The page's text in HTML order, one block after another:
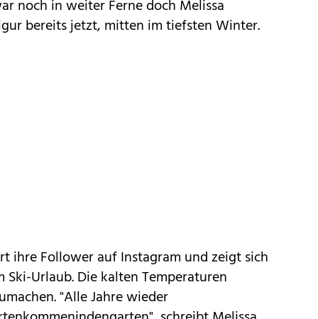
noch in weiter Ferne doch Melissa
bereits jetzt, mitten im tiefsten Winter.
ihre Follower auf Instagram und zeigt sich
Urlaub. Die kalten Temperaturen
"Alle Jahre wieder